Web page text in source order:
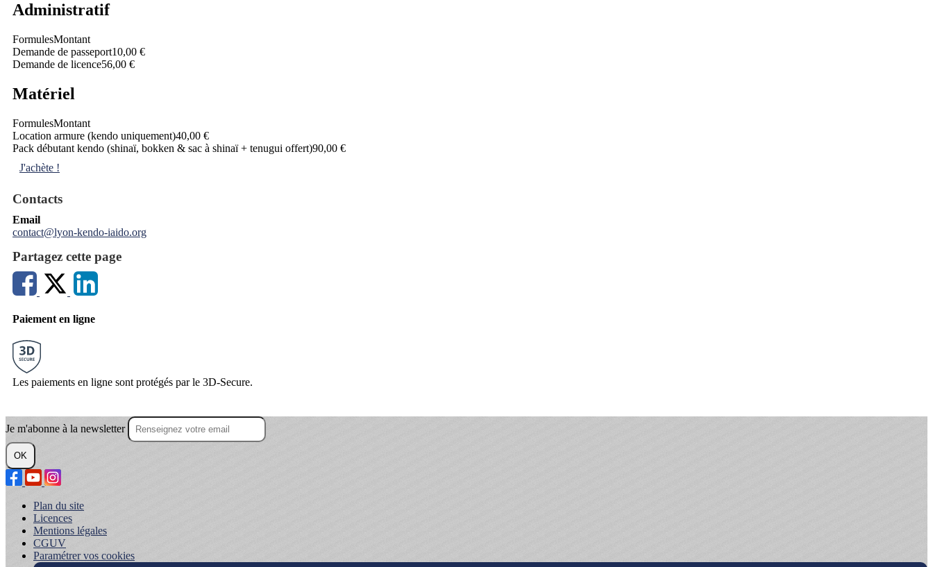
Administratif
FormulesMontant
Demande de passeport10,00 €
Demande de licence56,00 €
Matériel
FormulesMontant
Location armure (kendo uniquement)40,00 €
Pack débutant kendo (shinaï, bokken & sac à shinaï + tenugui offert)90,00 €
J'achète !
Contacts
Email
contact@lyon-kendo-iaido.org
Partagez cette page
Paiement en ligne
Les paiements en ligne sont protégés par le 3D-Secure.
Je m'abonne à la newsletter
OK
Plan du site
Licences
Mentions légales
CGUV
Paramétrer vos cookies